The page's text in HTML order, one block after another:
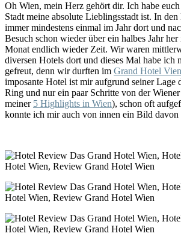
Oh Wien, mein Herz gehört dir. Ich habe euch
Stadt meine absolute Lieblingsstadt ist. In
immer mindestens einmal im Jahr dort und
Besuch schon wieder über ein halbes Jahr her
Monat endlich wieder Zeit. Wir waren
diversen Hotels dort und dieses Mal habe ich
gefreut, denn wir durften im Grand Hotel
imposante Hotel ist mir aufgrund seiner Lage
Ring und nur ein paar Schritte von der Wiener
meiner 5 Highlights in Wien), schon oft
konnte ich mir auch von innen ein Bild davon